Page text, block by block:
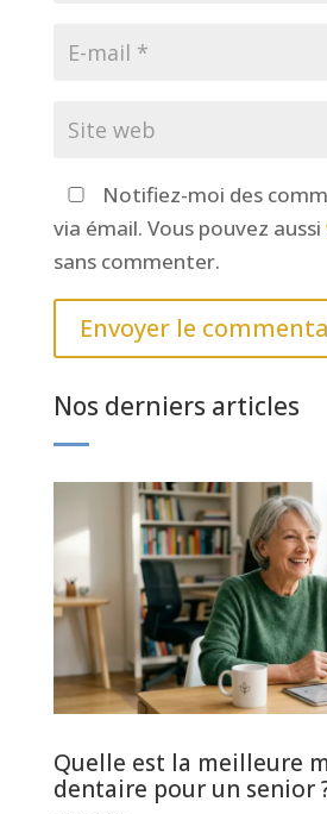
Notifiez-moi des
via émail. Vous pouvez aussi
sans commenter.
Envoyer le
Nos derniers articles
Quelle est la meilleure
dentaire pour un senior